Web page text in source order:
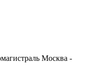
Москва -